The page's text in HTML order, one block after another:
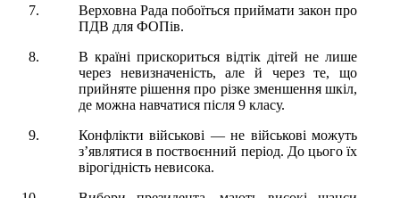
Верховна Рада побоїться приймати закон про
ПДВ для ФОПів.
В країні прискориться відтік дітей не лише
через невизначеність, але й через те, що
прийняте рішення про різке зменшення шкіл,
де можна навчатися після 9 класу.
Конфлікти військові — не військові можуть
зʼявлятися в поствоєнний період. До цього їх
вірогідність невисока.